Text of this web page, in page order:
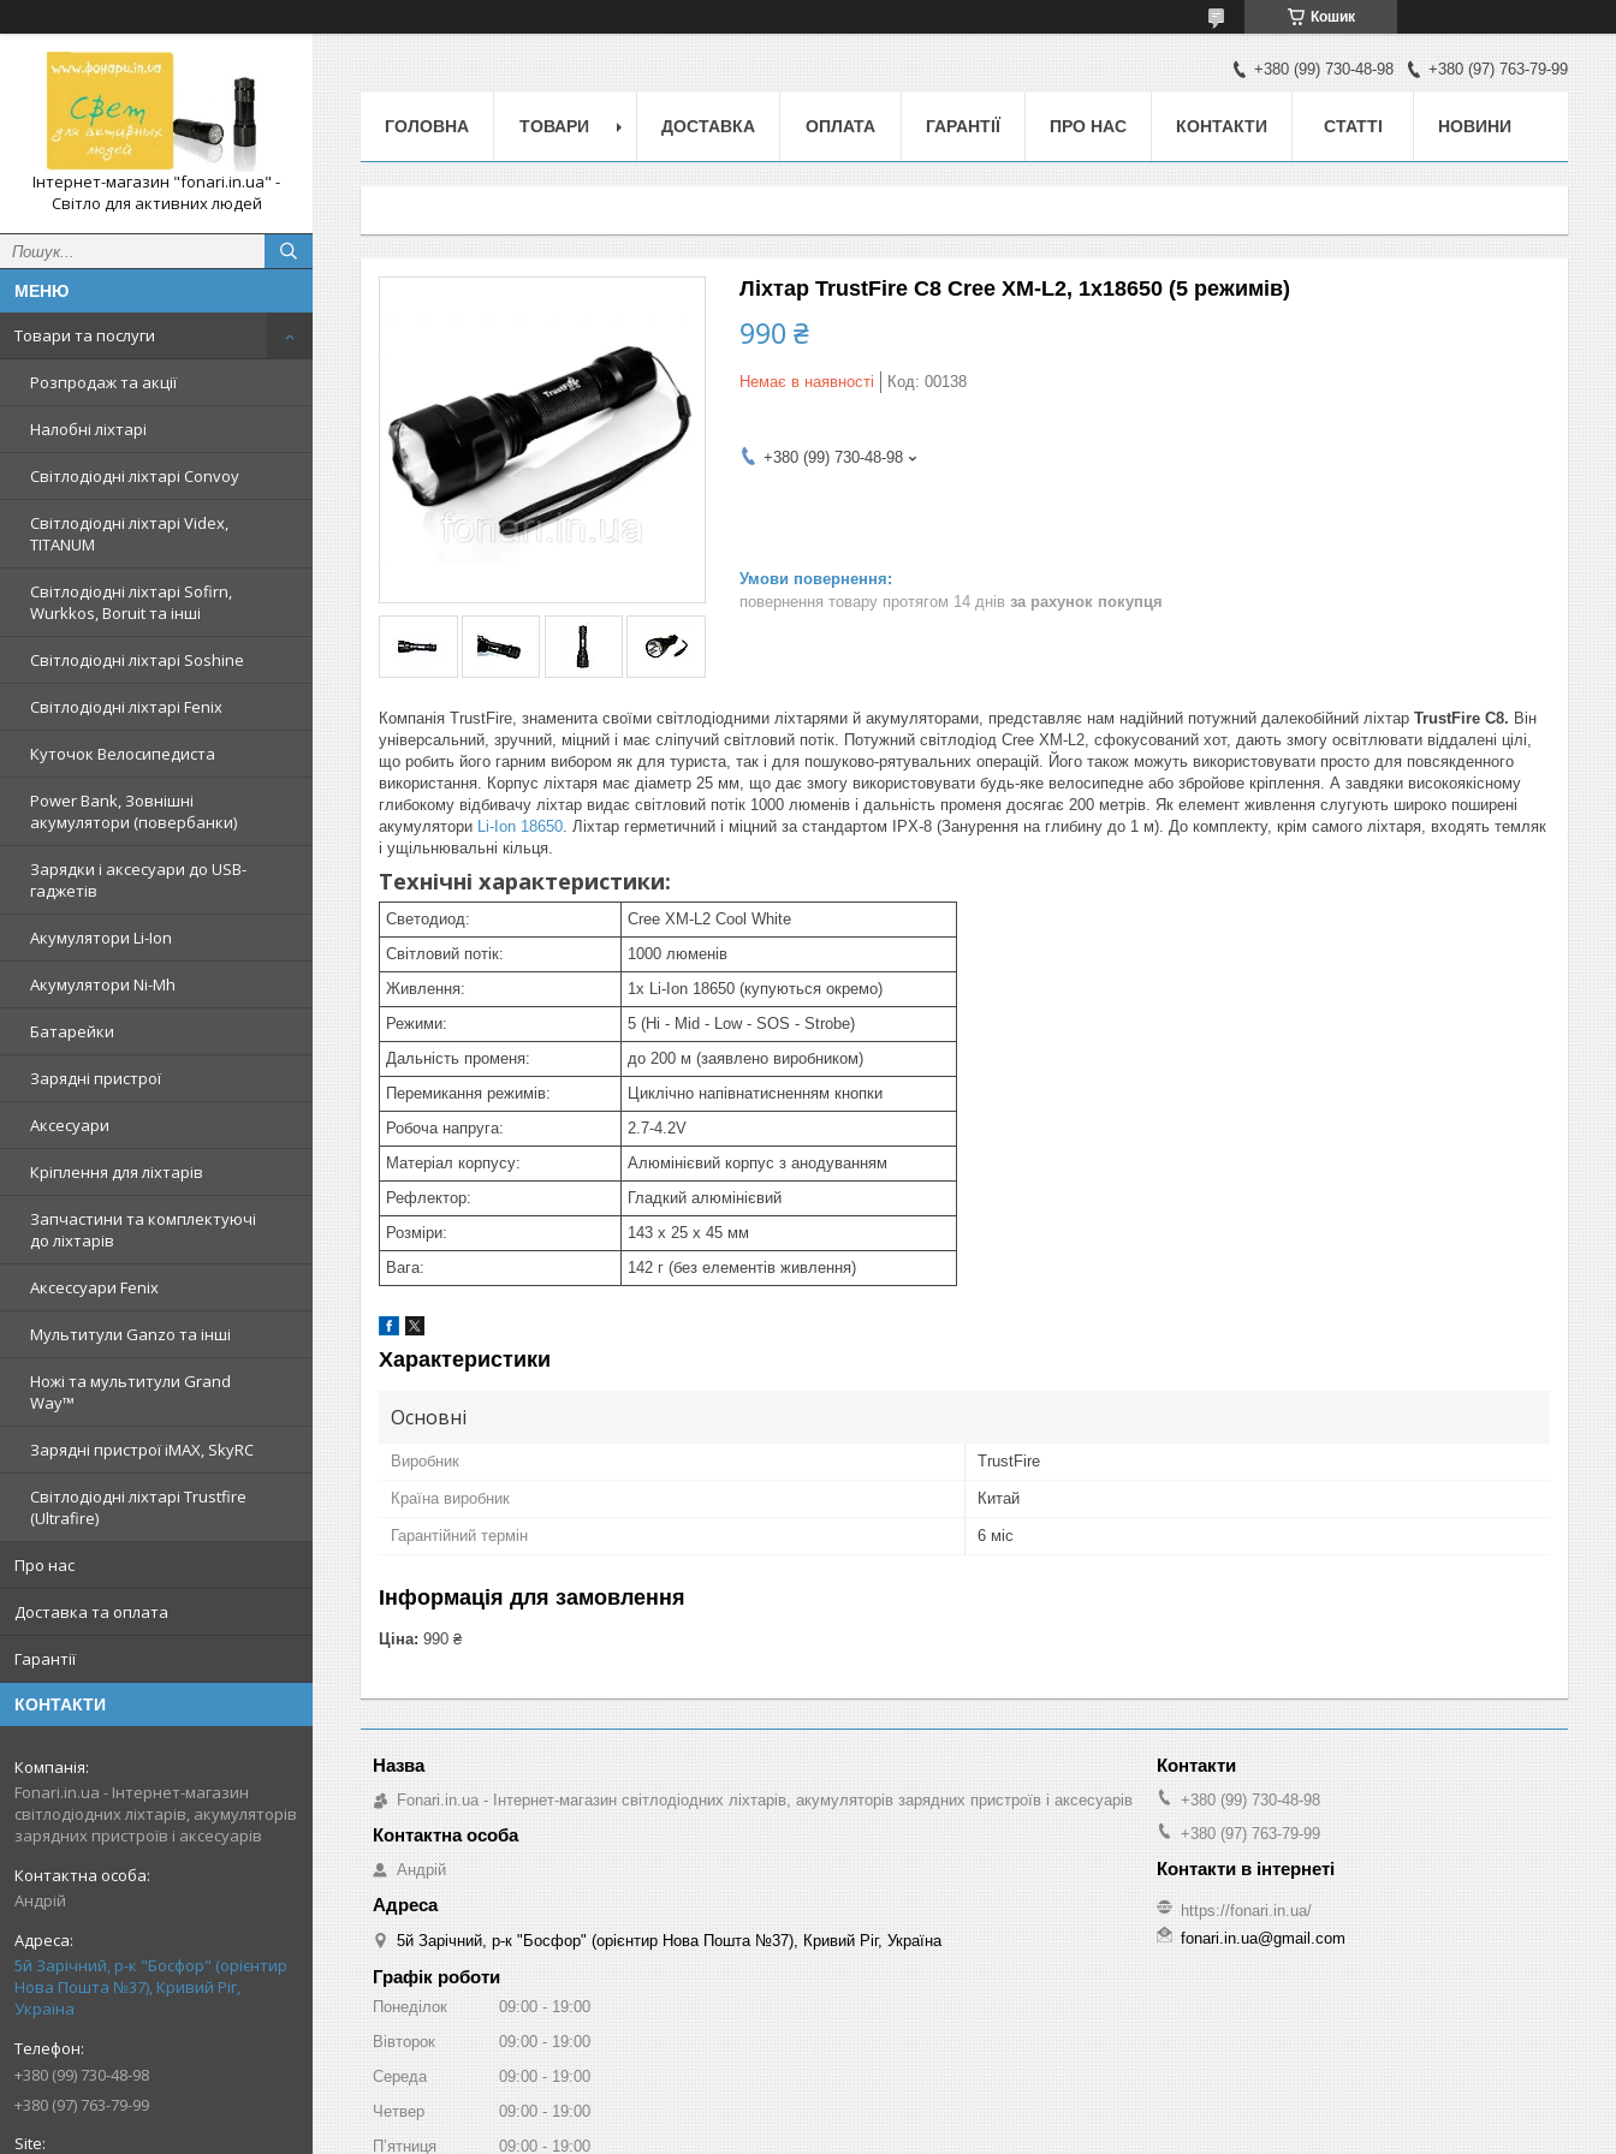
Кошик
Інтернет-магазин "fonari.in.ua" -
Світло для активних людей
Товари та послуги
Розпродаж та акції
Налобні ліхтарі
Світлодіодні ліхтарі Convoy
Світлодіодні ліхтарі Videx,
TITANUM
Світлодіодні ліхтарі Sofirn,
Wurkkos, Boruit та інші
Світлодіодні ліхтарі Soshine
Світлодіодні ліхтарі Fenix
Куточок Велосипедиста
Power Bank, Зовнішні
акумулятори (повербанки)
Зарядки і аксесуари до USB-
гаджетів
Акумулятори Li-Ion
Акумулятори Ni-Mh
Батарейки
Зарядні пристрої
Аксесуари
Кріплення для ліхтарів
Запчастини та комплектуючі
до ліхтарів
Аксессуари Fenix
Мультитули Ganzo та інші
Ножі та мультитули Grand
Way™
Зарядні пристрої iMAX, SkyRC
Світлодіодні ліхтарі Trustfire
(Ultrafire)
Про нас
Доставка та оплата
Гарантії
КОНТАКТИ
Fonari.in.ua - Інтернет-магазин
світлодіодних ліхтарів, акумуляторів
зарядних пристроїв і аксесуарів
Андрій
5й Зарічний, р-к "Босфор" (орієнтир
Нова Пошта №37), Кривий Ріг,
Україна
+380 (99) 730-48-98
+380 (97) 763-79-99
+380 (99) 730-48-98 +380 (97) 763-79-99
ГОЛОВНА ТОВАРИ ДОСТАВКА ОПЛАТА ГАРАНТІЇ ПРО НАС КОНТАКТИ СТАТТІ НОВИНИ
Ліхтар TrustFire C8 Cree XM-L2, 1x18650 (5 режимів)
990 ₴
Немає в наявності Код: 00138
+380 (99) 730-48-98
повернення товару протягом 14 днів за рахунок покупця
Компанія TrustFire, знаменита своїми світлодіодними ліхтарями й акумуляторами, представляє нам надійний потужний далекобійний ліхтар TrustFire С8. Він
універсальний, зручний, міцний і має сліпучий світловий потік. Потужний світлодіод Cree XM-L2, сфокусований хот, дають змогу освітлювати віддалені цілі,
що робить його гарним вибором як для туриста, так і для пошуково-рятувальних операцій. Його також можуть використовувати просто для повсякденного
використання. Корпус ліхтаря має діаметр 25 мм, що дає змогу використовувати будь-яке велосипедне або збройове кріплення. А завдяки високоякісному
глибокому відбивачу ліхтар видає світловий потік 1000 люменів і дальність променя досягає 200 метрів. Як елемент живлення слугують широко поширені
акумулятори
Li-Ion 18650 . Ліхтар герметичний і міцний за стандартом IPX-8 (Занурення на глибину до 1 м). До комплекту, крім самого ліхтаря, входять темляк
і ущільнювальні кільця.
Технічні характеристики:
Светодиод:
Cree XM-L2 Cool White
Світловий потік:
1000 люменів
Живлення:
1х Li-Ion 18650 (купуються окремо)
Режими:
5 (Hi - Mid - Low - SOS - Strobe)
Дальність променя:
до 200 м (заявлено виробником)
Перемикання режимів:
Циклічно напівнатисненням кнопки
Робоча напруга:
2.7-4.2V
Матеріал корпусу:
Алюмінієвий корпус з анодуванням
Рефлектор:
Гладкий алюмінієвий
Розміри:
143 x 25 x 45 мм
Вага:
142 г (без елементів живлення)
Характеристики
Основні
Виробник TrustFire
Країна виробник Китай
Гарантійний термін 6 міс
Інформація для замовлення
Ціна: 990 ₴
Fonari.in.ua - Інтернет-магазин світлодіодних ліхтарів, акумуляторів зарядних пристроїв і аксесуарів
Андрій
5й Зарічний, р-к "Босфор" (орієнтир Нова Пошта №37), Кривий Ріг, Україна
+380 (99) 730-48-98
+380 (97) 763-79-99
https://fonari.in.ua/
fonari.in.ua@gmail.com
Графік роботи
Понеділок 09:00
19:00
Вівторок
09:00
19:00
Середа
09:00
19:00
Четвер
09:00
19:00
Пʼятниця
09:00 19:00